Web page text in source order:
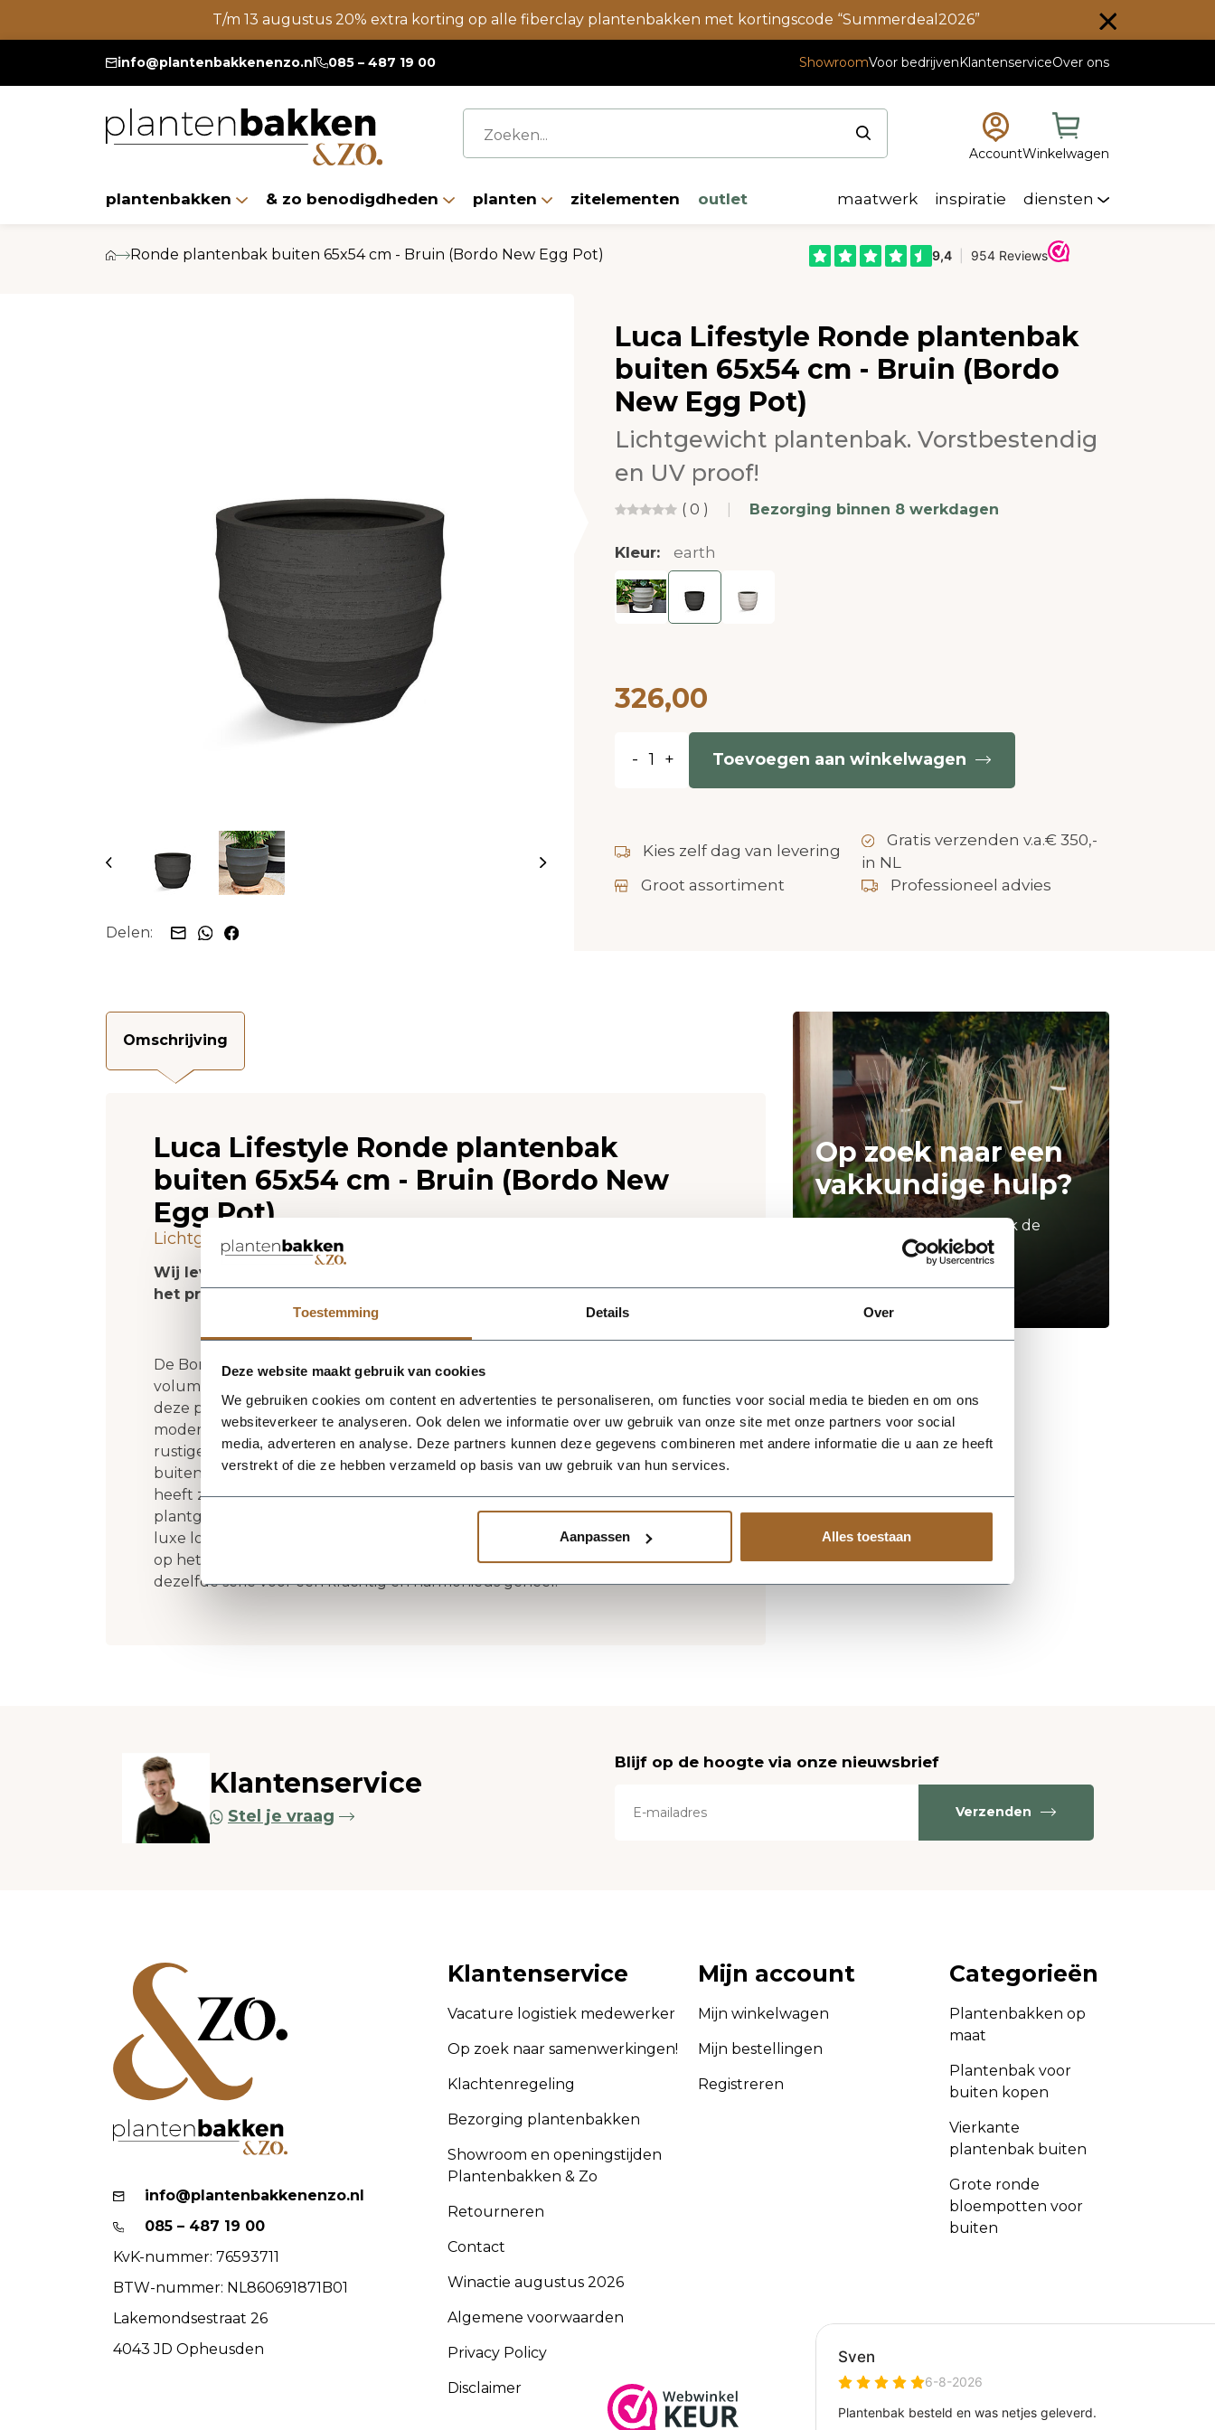
Toestemming Details Over
Deze website maakt gebruik van cookies
We gebruiken cookies om content en advertenties te personaliseren, om functies voor social media te bieden en om ons
websiteverkeer te analyseren. Ook delen we informatie over uw gebruik van onze site met onze partners voor social
media, adverteren en analyse. Deze partners kunnen deze gegevens combineren met andere informatie die u aan ze heeft
verstrekt of die ze hebben verzameld op basis van uw gebruik van hun services.
Aanpassen Alles toestaan
T/m 13 augustus 20% extra korting op alle fiberclay plantenbakken met kortingscode “Summerdeal2026”
info@plantenbakkenenzo.nl 085 – 487 19 00 ShowroomVoor bedrijvenKlantenserviceOver ons
AccountWinkelwagen
plantenbakken & zo benodigdheden planten zitelementen outlet maatwerk inspiratie diensten
Ronde plantenbak buiten 65x54 cm - Bruin (Bordo New Egg Pot)
Delen:
Luca Lifestyle Ronde plantenbak
buiten 65x54 cm - Bruin (Bordo
New Egg Pot)
Lichtgewicht plantenbak. Vorstbestendig
en UV proof!
( 0 ) Bezorging binnen 8 werkdagen
Kleur: earth
326,00
- + Toevoegen aan winkelwagen
Kies zelf dag van levering
Gratis verzenden v.a.€ 350,-
in NL
Groot assortiment
Professioneel advies
Omschrijving
Luca Lifestyle Ronde plantenbak
buiten 65x54 cm - Bruin (Bordo New
Egg Pot)
Lichtgewicht plantenbak. Vorstbestendig en UV proof!
Wij leveren rechtstreeks vanuit het magazijn van Luca Lifestyle. Mocht
het product niet op voorraad zijn, nemen we contact met je op.
De Bordo New Egg Pot 65 - Earth van Luca Lifestyle brengt direct sfeer,
volume en een verzorgde uitstraling in elke ruimte. Dankzij de eivorm krijgt
deze plantenbak een herkenbaar silhouet dat mooi combineert met zowel
moderne als natuurlijke interieurs. De kleur aarde geeft het ontwerp een
rustige, stijlvolle basis en laat groen extra goed tot zijn recht komen. Het
buitenformaat is 65 x 65 x 54 cm, waardoor de bak voldoende aanwezigheid
heeft zonder zijn elegante vorm te verliezen. Praktische kenmerken:
plantgat Ø55 en inhoud 165 liter. De afwerking in fiberglas zorgt voor een
luxe look en maakt deze plantenbak geschikt voor styling in huis, op kantoor,
op het terras of in de tuin. Combineer meerdere maten of kleuren uit
dezelfde serie voor een krachtig en harmonieus geheel.
Op zoek naar een
vakkundige hulp?
Neem contact op of bezoek de
Stel je vraag
Klantenservice
Stel je vraag
Blijf op de hoogte via onze nieuwsbrief
Verzenden
info@plantenbakkenenzo.nl
085 – 487 19 00
KvK-nummer: 76593711
BTW-nummer: NL860691871B01
Lakemondsestraat 26
4043 JD Opheusden
Klantenservice
Vacature logistiek medewerker
Op zoek naar samenwerkingen!
Klachtenregeling
Bezorging plantenbakken
Showroom en openingstijden
Plantenbakken & Zo
Retourneren
Contact
Winactie augustus 2026
Algemene voorwaarden
Privacy Policy
Disclaimer
Mijn account
Mijn winkelwagen
Mijn bestellingen
Registreren
Categorieën
Plantenbakken op
maat
Plantenbak voor
buiten kopen
Vierkante
plantenbak buiten
Grote ronde
bloempotten voor
buiten